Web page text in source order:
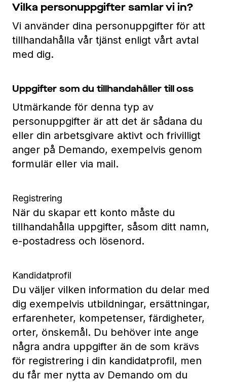
Vilka personuppgifter samlar vi in?
Vi använder dina personuppgifter för att
tillhandahålla vår tjänst enligt vårt avtal
med dig.
Uppgifter som du tillhandahåller till oss
Utmärkande för denna typ av
personuppgifter är att det är sådana du
eller din arbetsgivare aktivt och frivilligt
anger på Demando, exempelvis genom
formulär eller via mail.
Registrering
När du skapar ett konto måste du
tillhandahålla uppgifter, såsom ditt namn,
e-postadress och lösenord.
Kandidatprofil
Du väljer vilken information du delar med
dig exempelvis utbildningar, ersättningar,
erfarenheter, kompetenser, färdigheter,
orter, önskemål. Du behöver inte ange
några andra uppgifter än de som krävs
för registrering i din kandidatprofil, men
du får mer nytta av Demando om du